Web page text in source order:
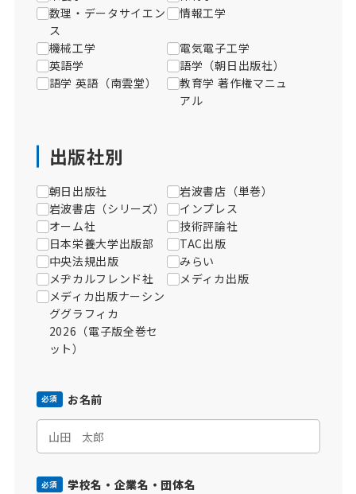
数理・データサイエン
ス
情報工学
機械工学​
電気電子工学
英語学
語学（朝日出版社）
語学 英語（南雲堂）
教育学 著作権マニュ
アル
出版社別
朝日出版社
岩波書店（単巻）
岩波書店（シリーズ）
インプレス
オーム社
技術評論社
日本栄養大学出版部
TAC出版
中央法規出版
みらい
メヂカルフレンド社
メディカ出版
メディカ出版ナーシン
ググラフィカ
2026（電子版全巻セ
ット）
必須 お名前
必須 学校名・企業名・団体名